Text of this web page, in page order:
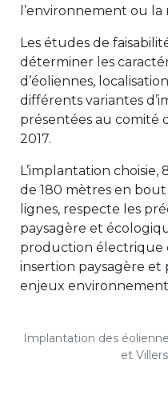
l’environnement ou
Les études de
déterminer les
d’éoliennes,
différents variantes
présentées au comité
2017.
L’implantation
de 180 mètres en
lignes, respecte les
paysagère et
production électrique
insertion paysagère et
enjeux
Implantation des
et